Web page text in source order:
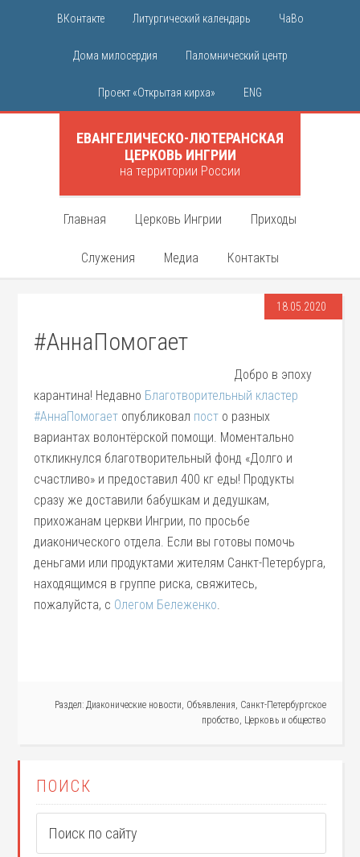
ВКонтакте Литургический календарь ЧаВо
Дома милосердия Паломнический центр
Проект «Открытая кирха» ENG
ЕВАНГЕЛИЧЕСКО-ЛЮТЕРАНСКАЯ
ЦЕРКОВЬ ИНГРИИ
на территории России
Главная Церковь Ингрии Приходы
Служения Медиа Контакты
18.05.2020
#АннаПомогает
Добро в эпоху
карантина! Недавно Благотворительный кластер
#АннаПомогает опубликовал пост о разных
вариантах волонтёрской помощи. Моментально
откликнулся благотворительный фонд «Долго и
счастливо» и предоставил 400 кг еды! Продукты
сразу же доставили бабушкам и дедушкам,
прихожанам церкви Ингрии, по просьбе
диаконического отдела. Если вы готовы помочь
деньгами или продуктами жителям Санкт-Петербурга,
находящимся в группе риска, свяжитесь,
пожалуйста, с Олегом Бележенко.
Раздел: Диаконические новости, Объявления, Санкт-Петербургское
пробство, Церковь и общество
ПОИСК